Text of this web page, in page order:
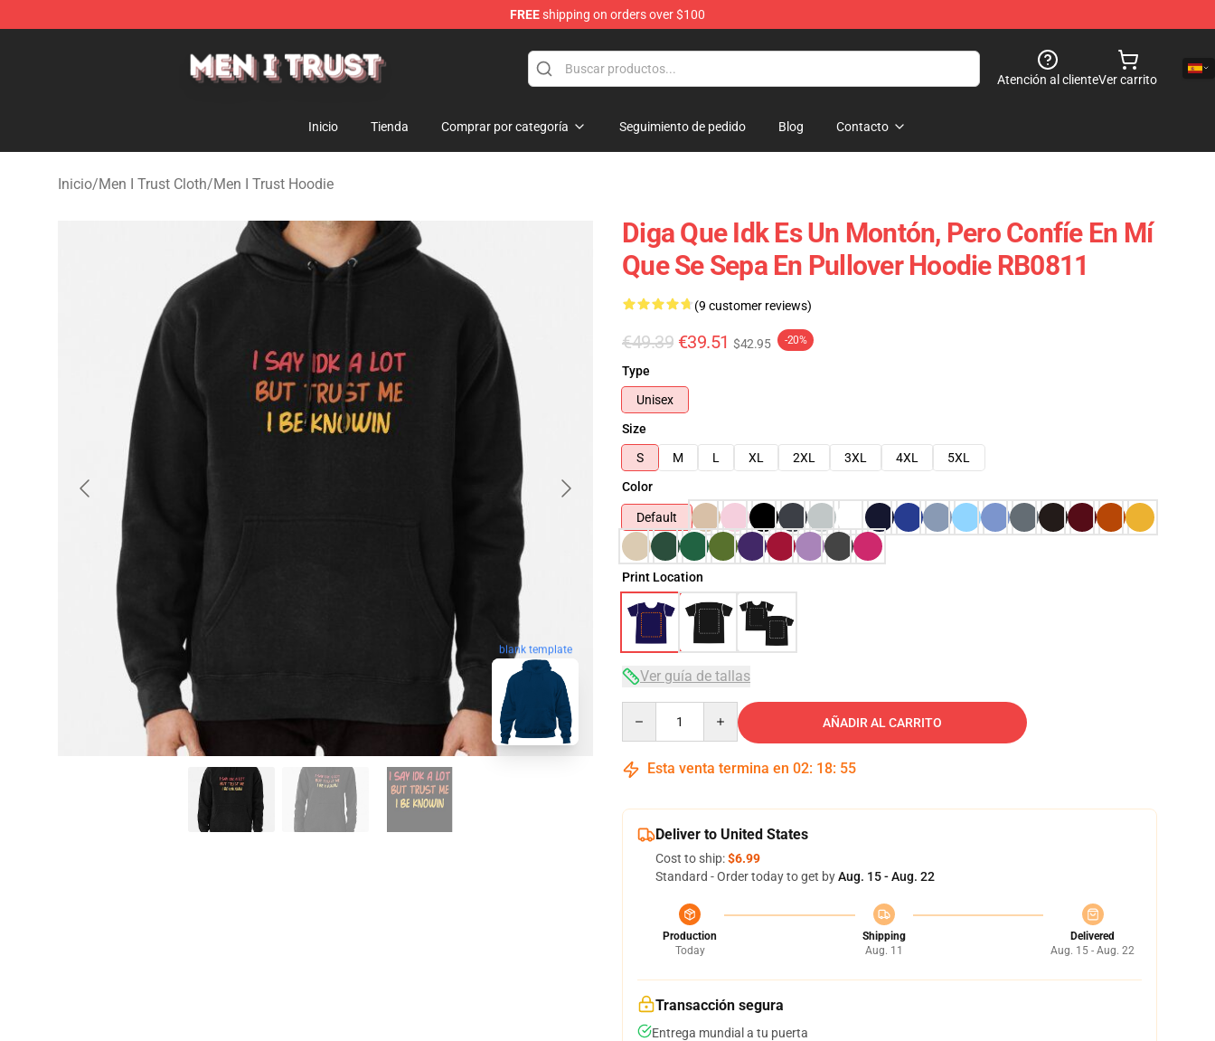
FREEshipping on orders over $100
Atención al clienteVer carrito
Inicio Tienda Comprar por categoría Seguimiento de pedido Blog Contacto
Inicio/Men I Trust Cloth/Men I Trust Hoodie
blank template
Diga Que Idk Es Un Montón, Pero Confíe En Mí
Que Se Sepa En Pullover Hoodie RB0811
(9 customer reviews)
€49.39 €39.51 $42.95 -20%
Type
Unisex
Size
S
M L XL 2XL 3XL 4XL
5XL
Color
Default
Print Location
Ver guía de tallas
AÑADIR AL CARRITO
Esta venta termina en 02: 18: 54
Deliver to United States
Cost to ship:$6.99
Standard - Order today to get byAug. 15 - Aug. 22
Production
Today
Shipping
Aug. 11
Delivered
Aug. 15 - Aug. 22
Transacción segura
Entrega mundial a tu puerta